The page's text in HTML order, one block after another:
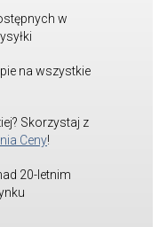
w
na wszystkie
Skorzystaj z
Ceny!
20-letnim